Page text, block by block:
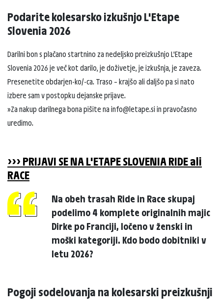
Podarite kolesarsko izkušnjo L'Etape
Slovenia 2026
Darilni bon s plačano startnino za nedeljsko preizkušnjo L'Etape
Slovenia 2026 je več kot darilo, je doživetje, je izkušnja, je zaveza.
Presenetite obdarjen-ko/-ca. Traso – krajšo ali daljšo pa si nato
izbere sam v postopku dejanske prijave.
»Za nakup darilnega bona pišite na info@letape.si in pravočasno
uredimo.
>>> PRIJAVI SE NA L'ETAPE SLOVENIA RIDE ali
RACE
Na obeh trasah Ride in Race skupaj
podelimo 4 komplete originalnih majic
Dirke po Franciji, ločeno v ženski in
moški kategoriji. Kdo bodo dobitniki v
letu 2026?
Pogoji sodelovanja na kolesarski preizkušnji